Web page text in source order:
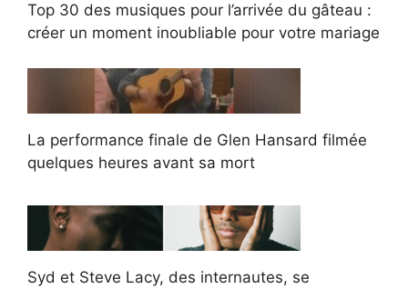
Top 30 des musiques pour l’arrivée du gâteau :
créer un moment inoubliable pour votre mariage
La performance finale de Glen Hansard filmée
quelques heures avant sa mort
Syd et Steve Lacy, des internautes, se